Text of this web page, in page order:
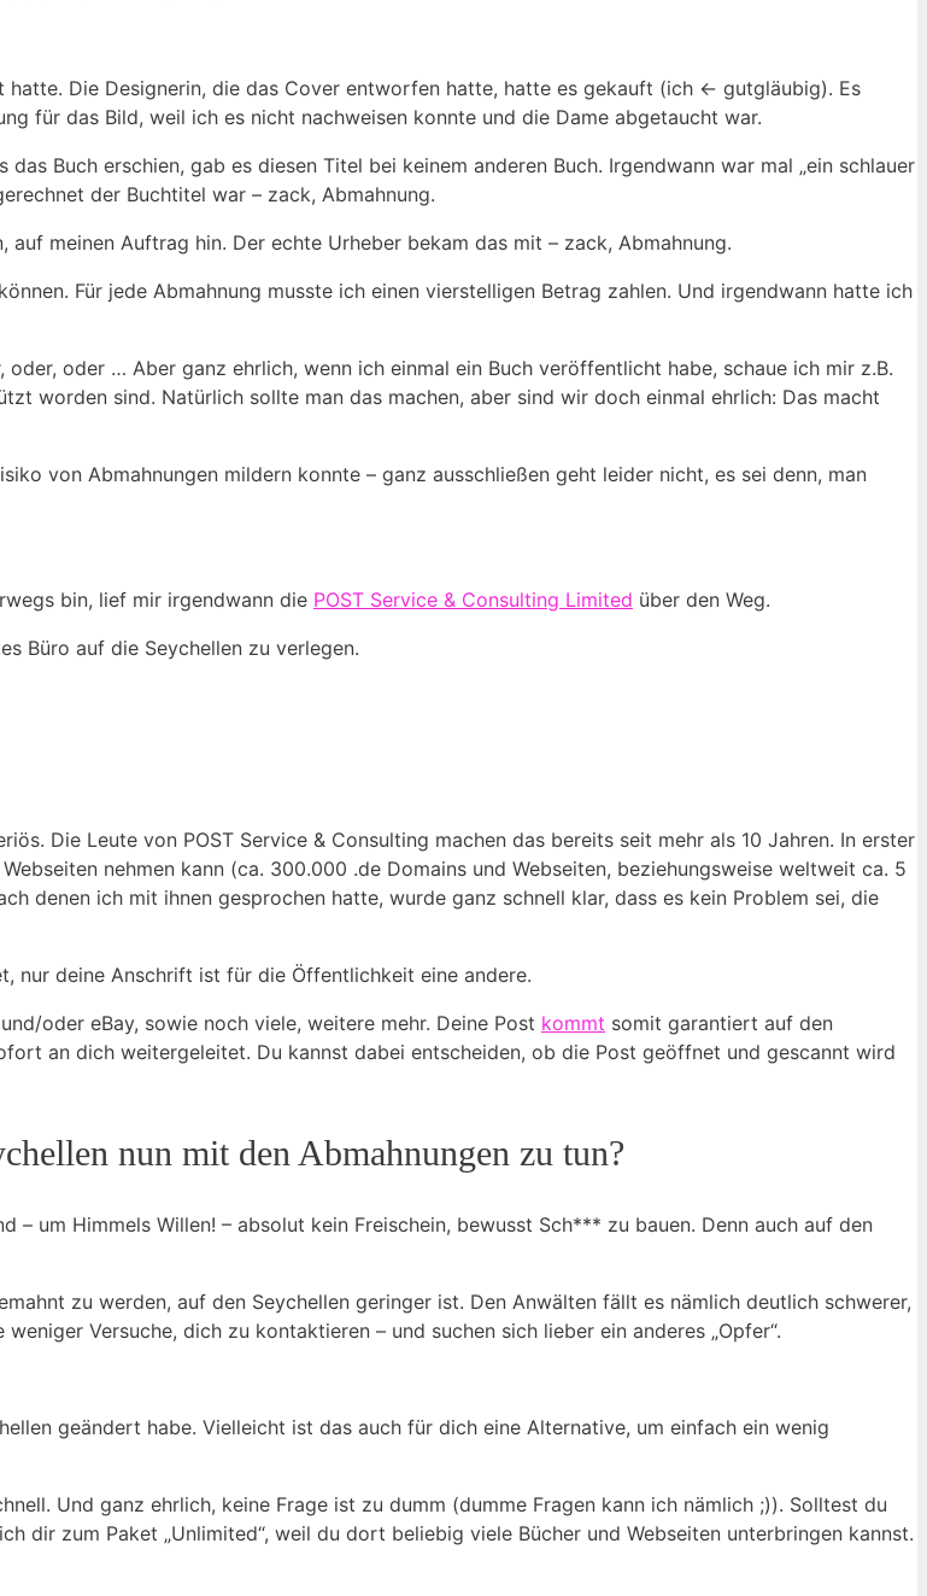
Die Designerin, die das Cover entworfen hatte, hatte es gekauft (ich <- gutgläubig). Es
für das Bild, weil ich es nicht nachweisen konnte und die Dame abgetaucht war.
Buch erschien, gab es diesen Titel bei keinem anderen Buch. Irgendwann war mal „ein schlauer
der Buchtitel war – zack, Abmahnung.
meinen Auftrag hin. Der echte Urheber bekam das mit – zack, Abmahnung.
Für jede Abmahnung musste ich einen vierstelligen Betrag zahlen. Und irgendwann hatte ich
oder … Aber ganz ehrlich, wenn ich einmal ein Buch veröffentlicht habe, schaue ich mir z.B.
worden sind. Natürlich sollte man das machen, aber sind wir doch einmal ehrlich: Das macht
von Abmahnungen mildern konnte – ganz ausschließen geht leider nicht, es sei denn, man
bin, lief mir irgendwann die POST Service & Consulting Limited über den Weg.
Büro auf die Seychellen zu verlegen.
Die Leute von POST Service & Consulting machen das bereits seit mehr als 10 Jahren. In erster
nehmen kann (ca. 300.000 .de Domains und Webseiten, beziehungsweise weltweit ca. 5
denen ich mit ihnen gesprochen hatte, wurde ganz schnell klar, dass es kein Problem sei, die
nur deine Anschrift ist für die Öffentlichkeit eine andere.
oder eBay, sowie noch viele, weitere mehr. Deine Post kommt somit garantiert auf den
an dich weitergeleitet. Du kannst dabei entscheiden, ob die Post geöffnet und gescannt wird
nun mit den Abmahnungen zu tun?
um Himmels Willen! – absolut kein Freischein, bewusst Sch*** zu bauen. Denn auch auf den
zu werden, auf den Seychellen geringer ist. Den Anwälten fällt es nämlich deutlich schwerer,
Versuche, dich zu kontaktieren – und suchen sich lieber ein anderes „Opfer“.
geändert habe. Vielleicht ist das auch für dich eine Alternative, um einfach ein wenig
Und ganz ehrlich, keine Frage ist zu dumm (dumme Fragen kann ich nämlich ;)). Solltest du
dir zum Paket „Unlimited“, weil du dort beliebig viele Bücher und Webseiten unterbringen kannst.